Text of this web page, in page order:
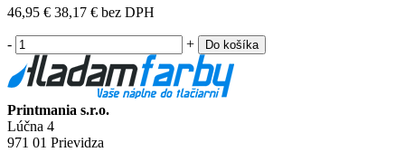
46,95 € 38,17 € bez DPH
- + Do košíka
Printmania s.r.o.
Lúčna 4
971 01 Prievidza